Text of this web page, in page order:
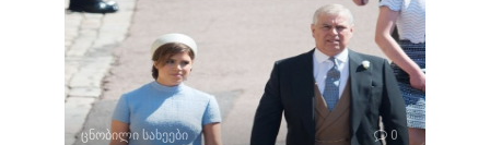
ცნობილი სახეები 0